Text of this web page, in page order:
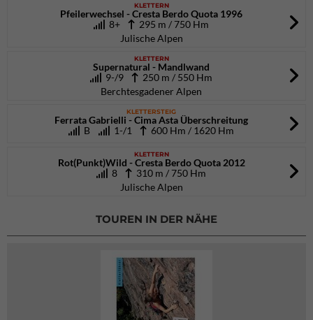
KLETTERN
Pfeilerwechsel - Cresta Berdo Quota 1996
8+
295 m / 750 Hm
Julische Alpen
KLETTERN
Supernatural - Mandlwand
9-/9
250 m / 550 Hm
Berchtesgadener Alpen
KLETTERSTEIG
Ferrata Gabrielli - Cima Asta Überschreitung
B
1-/1 600 Hm / 1620 Hm
KLETTERN
Rot(Punkt)Wild - Cresta Berdo Quota 2012
8
310 m / 750 Hm
Julische Alpen
TOUREN IN DER NÄHE